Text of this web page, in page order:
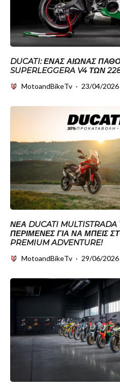
DUCATI: ΈΝΑΣ ΑΙΏΝΑΣ
SUPERLEGGERA V4 ΤΩΝ
MotoandBikeTv · 23/04/2026
ΝΈΑ DUCATI
ΠΕΡΊΜΕΝΕΣ ΓΙΑ ΝΑ ΜΠΕΙΣ
PREMIUM ADVENTURE!
MotoandBikeTv · 29/06/2026